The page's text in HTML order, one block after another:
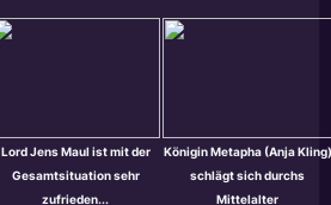
Lord Jens Maul ist mit der
Gesamtsituation sehr
zufrieden...
Königin Metapha (Anja Kling)
schlägt sich durchs
Mittelalter